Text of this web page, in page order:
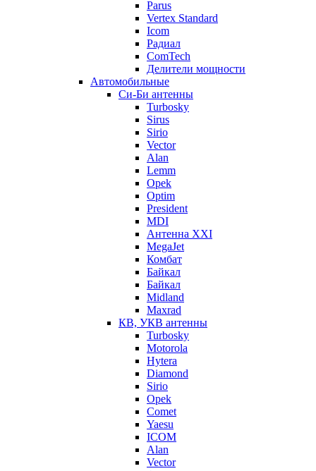
Parus
Vertex Standard
Icom
Радиал
ComTech
Делители мощности
Автомобильные
Си-Би антенны
Turbosky
Sirus
Sirio
Vector
Alan
Lemm
Opek
Optim
President
MDI
Антенна XXI
MegaJet
Комбат
Байкал
Байкал
Midland
Maxrad
КВ, УКВ антенны
Turbosky
Motorola
Hytera
Diamond
Sirio
Opek
Comet
Yaesu
ICOM
Alan
Vector